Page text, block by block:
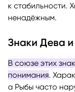
к стабильности.
ненадёжным.
Знаки Дева
В союзе этих
понимания.
а Рыбы часто